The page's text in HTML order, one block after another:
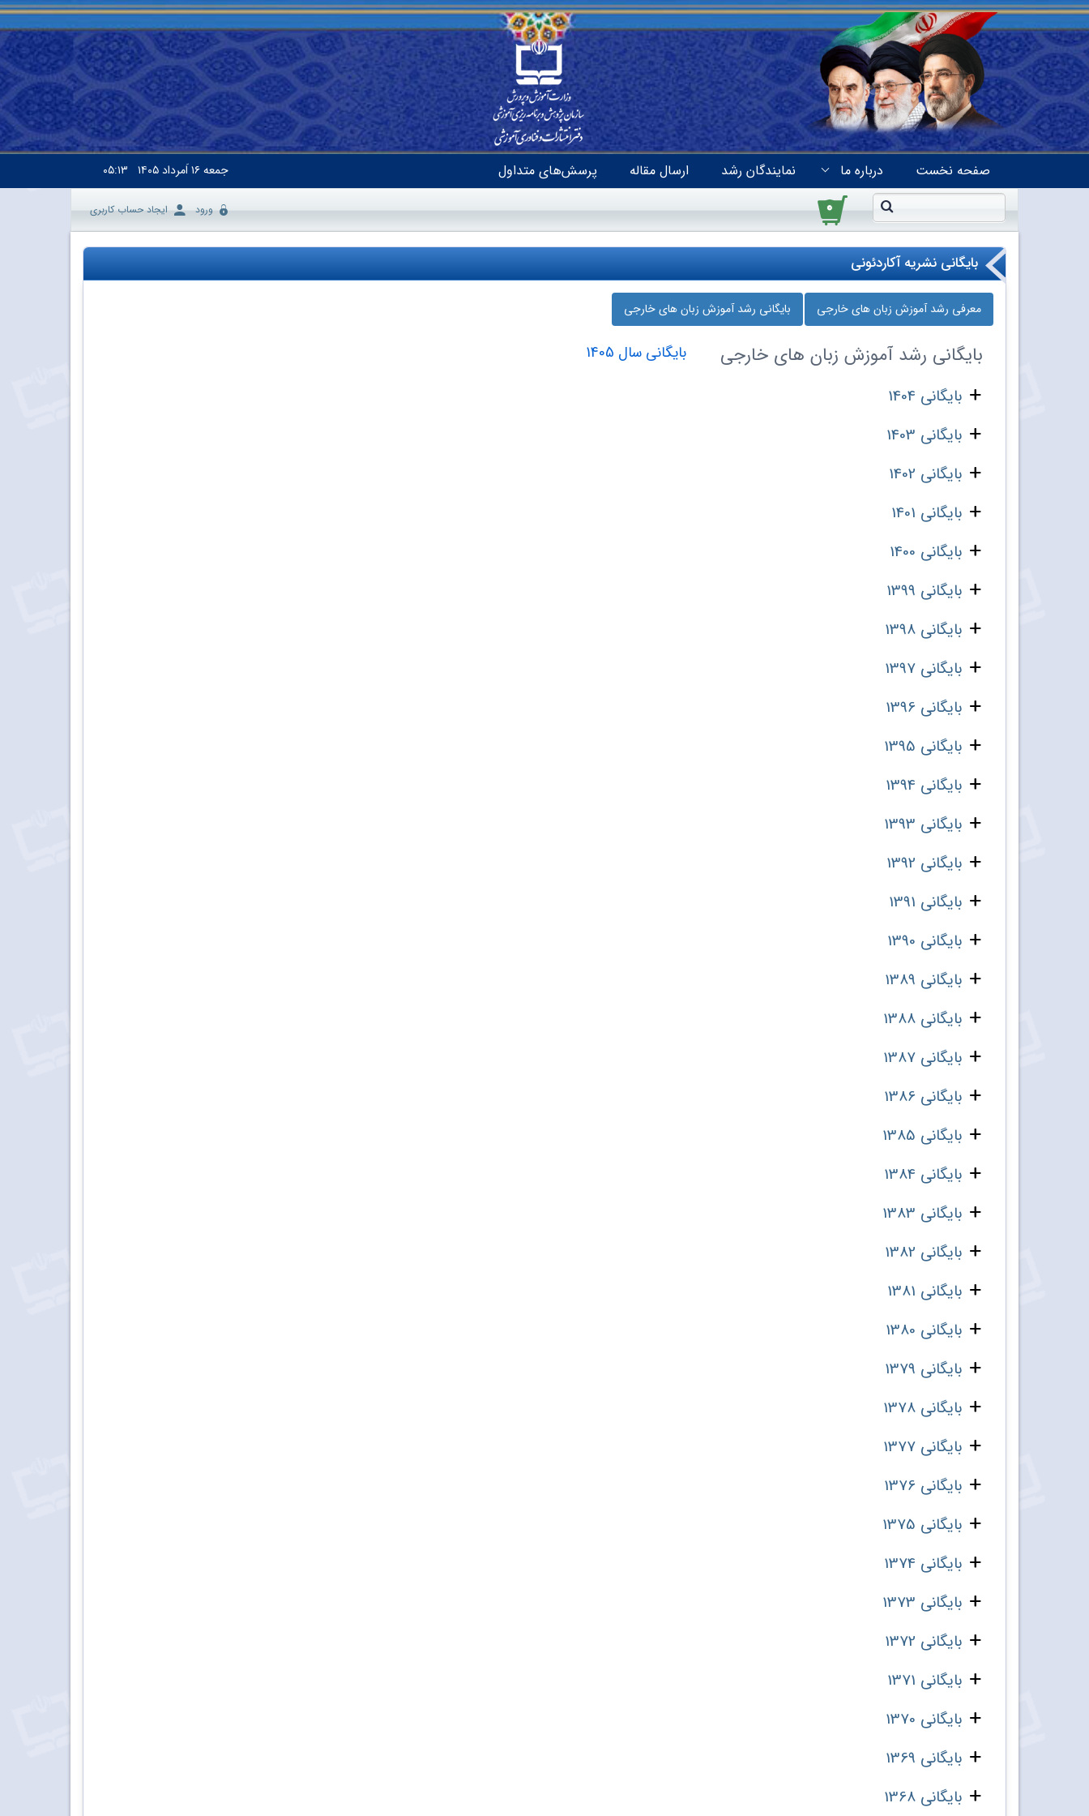
صفحه نخست درباره ما نمایندگان رشد ارسال مقاله پرسش‌های متداول جمعه۱۶ اَمرداد ۱۴۰۵ ۰۵:۱۳
۰ ورود ایجاد حساب کاربری
بایگانی نشریه آکاردئونی
معرفی رشد آموزش زبان‌ های خارجی بایگانی رشد آموزش زبان‌ های خارجی
بایگانی رشد آموزش زبان‌ های خارجی
بایگانی 1404
بایگانی 1403
بایگانی 1402
بایگانی 1401
بایگانی 1400
بایگانی 1399
بایگانی 1398
بایگانی 1397
بایگانی 1396
بایگانی 1395
بایگانی 1394
بایگانی 1393
بایگانی 1392
بایگانی 1391
بایگانی 1390
بایگانی 1389
بایگانی 1388
بایگانی 1387
بایگانی 1386
بایگانی 1385
بایگانی 1384
بایگانی 1383
بایگانی 1382
بایگانی 1381
بایگانی 1380
بایگانی 1379
بایگانی 1378
بایگانی 1377
بایگانی 1376
بایگانی 1375
بایگانی 1374
بایگانی 1373
بایگانی 1372
بایگانی 1371
بایگانی 1370
بایگانی 1369
بایگانی 1368
بایگانی سال 1405